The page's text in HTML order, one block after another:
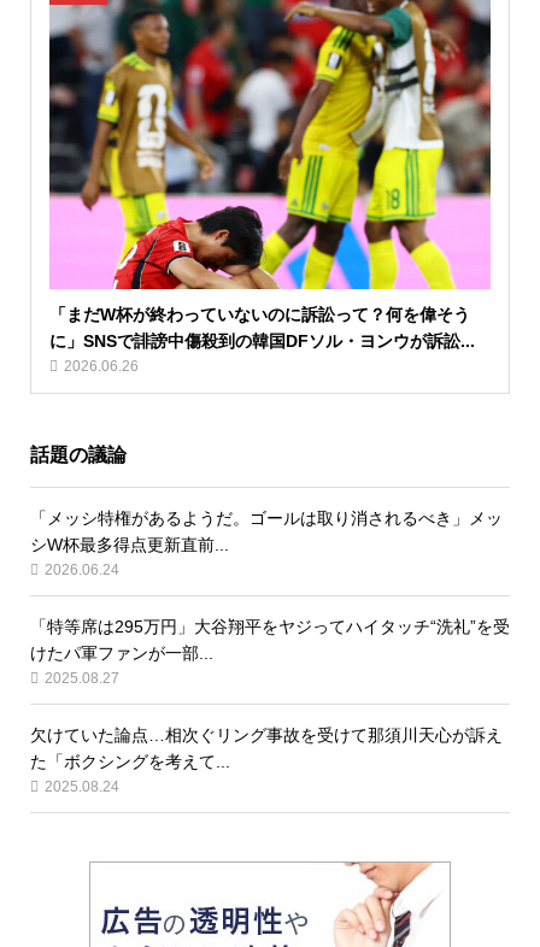
「まだW杯が終わっていないのに訴訟って？何を偉そう
に」SNSで誹謗中傷殺到の韓国DFソル・ヨンウが訴訟...
2026.06.26
話題の議論
「メッシ特権があるようだ。ゴールは取り消されるべき」メッ
シW杯最多得点更新直前...
2026.06.24
「特等席は295万円」大谷翔平をヤジってハイタッチ“洗礼”を受
けたパ軍ファンが一部...
2025.08.27
欠けていた論点…相次ぐリング事故を受けて那須川天心が訴え
た「ボクシングを考えて...
2025.08.24